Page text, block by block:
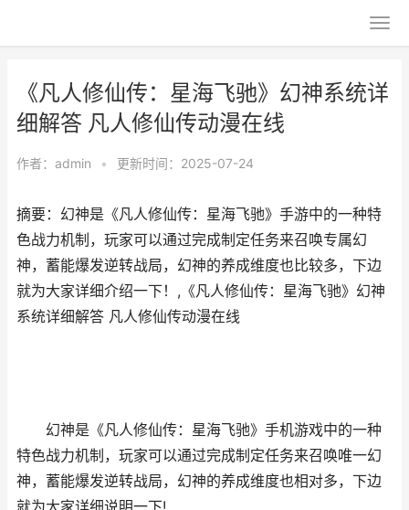
《凡人修仙传：星海飞驰》幻神系统详
细解答 凡人修仙传动漫在线
作者： admin • 更新时间：2025-07-24
摘要：幻神是《凡人修仙传：星海飞驰》手游中的一种特
色战力机制，玩家可以通过完成制定任务来召唤专属幻
神，蓄能爆发逆转战局，幻神的养成维度也比较多，下边
就为大家详细介绍一下！,《凡人修仙传：星海飞驰》幻神
系统详细解答 凡人修仙传动漫在线
幻神是《凡人修仙传：星海飞驰》手机游戏中的一种
特色战力机制，玩家可以通过完成制定任务来召唤唯一幻
神，蓄能爆发逆转战局，幻神的养成维度也相对多，下边